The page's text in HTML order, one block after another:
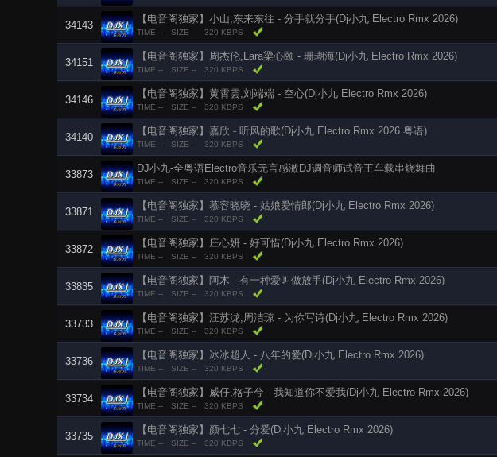
34143
【电音阁独家】小山,东来东往 - 分手就分手(Dj小九 Electro Rmx 2026)
TIME -- SIZE -- 320 KBPS
34151
【电音阁独家】周杰伦,Lara梁心颐 - 珊瑚海(Dj小九 Electro Rmx 2026)
TIME -- SIZE -- 320 KBPS
34146
【电音阁独家】黄霄雲,刘端端 - 空心(Dj小九 Electro Rmx 2026)
TIME -- SIZE -- 320 KBPS
34140
【电音阁独家】嘉欣 - 听风的歌(Dj小九 Electro Rmx 2026 粤语)
TIME -- SIZE -- 320 KBPS
33873
DJ小九-全粤语Electro音乐无言感激DJ调音师试音王车载串烧舞曲
TIME -- SIZE -- 320 KBPS
33871
【电音阁独家】慕容晓晓 - 姑娘爱情郎(Dj小九 Electro Rmx 2026)
TIME -- SIZE -- 320 KBPS
33872
【电音阁独家】庄心妍 - 好可惜(Dj小九 Electro Rmx 2026)
TIME -- SIZE -- 320 KBPS
33835
【电音阁独家】阿木 - 有一种爱叫做放手(Dj小九 Electro Rmx 2026)
TIME -- SIZE -- 320 KBPS
33733
【电音阁独家】汪苏泷,周洁琼 - 为你写诗(Dj小九 Electro Rmx 2026)
TIME -- SIZE -- 320 KBPS
33736
【电音阁独家】冰冰超人 - 八年的爱(Dj小九 Electro Rmx 2026)
TIME -- SIZE -- 320 KBPS
33734
【电音阁独家】威仔,格子兮 - 我知道你不爱我(Dj小九 Electro Rmx 2026)
TIME -- SIZE -- 320 KBPS
33735
【电音阁独家】颜七七 - 分爱(Dj小九 Electro Rmx 2026)
TIME -- SIZE -- 320 KBPS